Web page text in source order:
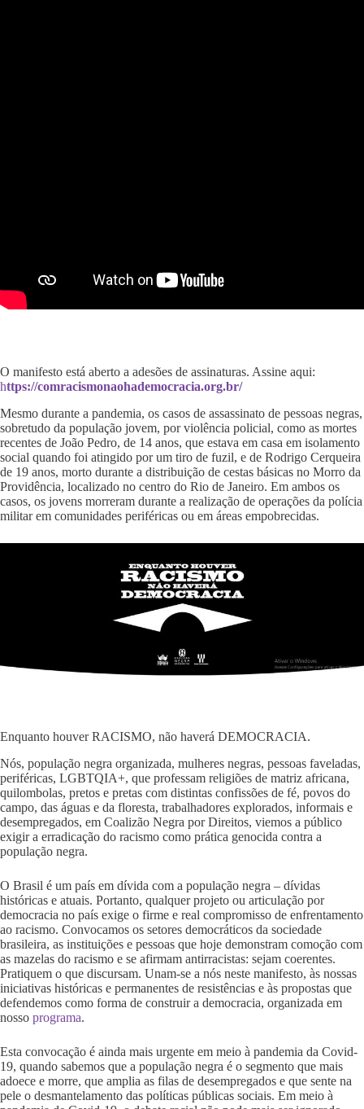
O manifesto está aberto a adesões de assinaturas. Assine aqui:
https://comracismonaohademocracia.org.br/
Mesmo durante a pandemia, os casos de assassinato de pessoas negras,
sobretudo da população jovem, por violência policial, como as mortes
recentes de João Pedro, de 14 anos, que estava em casa em isolamento
social quando foi atingido por um tiro de fuzil, e de Rodrigo Cerqueira
de 19 anos, morto durante a distribuição de cestas básicas no Morro da
Providência, localizado no centro do Rio de Janeiro. Em ambos os
casos, os jovens morreram durante a realização de operações da polícia
militar em comunidades periféricas ou em áreas empobrecidas.
Enquanto houver RACISMO, não haverá DEMOCRACIA.
Nós, população negra organizada, mulheres negras, pessoas faveladas,
periféricas, LGBTQIA+, que professam religiões de matriz africana,
quilombolas, pretos e pretas com distintas confissões de fé, povos do
campo, das águas e da floresta, trabalhadores explorados, informais e
desempregados, em Coalizão Negra por Direitos, viemos a público
exigir a erradicação do racismo como prática genocida contra a
população negra.
O Brasil é um país em dívida com a população negra – dívidas
históricas e atuais. Portanto, qualquer projeto ou articulação por
democracia no país exige o firme e real compromisso de enfrentamento
ao racismo. Convocamos os setores democráticos da sociedade
brasileira, as instituições e pessoas que hoje demonstram comoção com
as mazelas do racismo e se afirmam antirracistas: sejam coerentes.
Pratiquem o que discursam. Unam-se a nós neste manifesto, às nossas
iniciativas históricas e permanentes de resistências e às propostas que
defendemos como forma de construir a democracia, organizada em
nosso programa.
Esta convocação é ainda mais urgente em meio à pandemia da Covid-
19, quando sabemos que a população negra é o segmento que mais
adoece e morre, que amplia as filas de desempregados e que sente na
pele o desmantelamento das políticas públicas sociais. Em meio à